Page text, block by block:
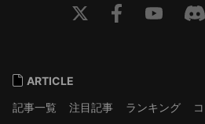
ARTICLE
記事一覧
注目記事 ランキング